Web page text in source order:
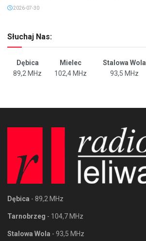
2026-07-30
Słuchaj Nas:
Dębica Mielec Stalowa Wola
89,2 MHz
102,4 MHz 93,5 MHz
Dębica - 89,2 MHz
Tarnobrzeg - 104,7 MHz
Stalowa Wola - 93,5 MHz